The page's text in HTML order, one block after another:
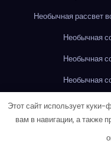
Необычная рассвет
Необычная
Необычная
Необычная
Необычная
Необычная
Необычная
Этот сайт использует
вам в навигации, а также